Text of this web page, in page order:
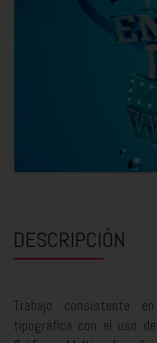
DESCRIPCIÓN
Trabajo consistente
tipográfica con el uso